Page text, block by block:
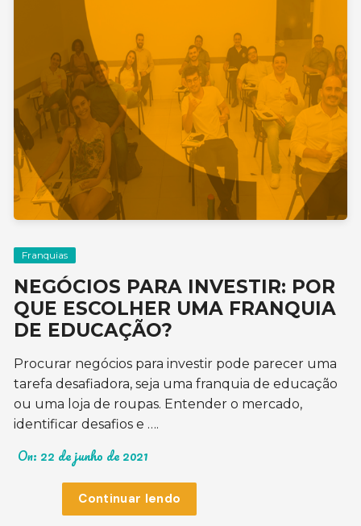
Franquias
NEGÓCIOS PARA INVESTIR: POR
QUE ESCOLHER UMA FRANQUIA
DE EDUCAÇÃO?
Procurar negócios para investir pode parecer uma
tarefa desafiadora, seja uma franquia de educação
ou uma loja de roupas. Entender o mercado,
identificar desafios e ….
On: 22 de junho de 2021
Continuar lendo